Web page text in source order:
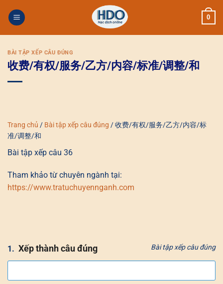
0
BÀI TẬP XẾP CÂU ĐÚNG
收费/有权/服务/乙方/内容/标准/调整/和
Trang chủ / Bài tập xếp câu đúng /收费/有权/服务/乙方/内容/标
准/调整/和
Bài tập xếp câu 36
Tham khảo từ chuyên ngành tại:
https://www.tratuchuyennganh.com
1. Bài tập xếp câu đúng
Xếp thành câu đúng